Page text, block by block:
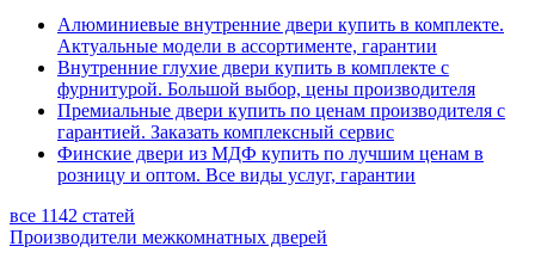
Алюминиевые внутренние двери купить в комплекте.
Актуальные модели в ассортименте, гарантии
Внутренние глухие двери купить в комплекте с
фурнитурой. Большой выбор, цены производителя
Премиальные двери купить по ценам производителя с
гарантией. Заказать комплексный сервис
Финские двери из МДФ купить по лучшим ценам в
розницу и оптом. Все виды услуг, гарантии
все 1142 статей
Производители межкомнатных дверей